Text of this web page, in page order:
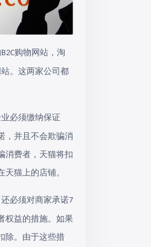
B2C购物网站，淘
。这两家公司都
必须缴纳保证
，并且不会欺骗消
消费者，天猫将扣
天猫上的店铺。
必须对商家承诺7
权益的措施。如果
除。由于这些措